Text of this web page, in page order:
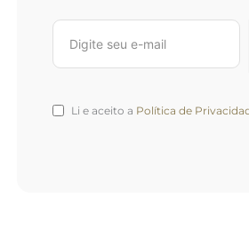
Li e aceito a Política de